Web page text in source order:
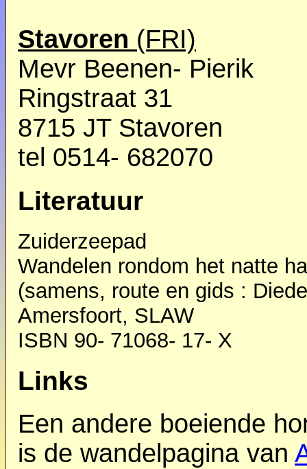
Stavoren (FRI)
Mevr Beenen- Pierik
Ringstraat 31
8715 JT Stavoren
tel 0514- 682070
Literatuur
Zuiderzeepad
Wandelen rondom het natte
(samens, route en gids :
Amersfoort, SLAW
ISBN 90- 71068- 17- X
Links
Een andere boeiende
is de wandelpagina van